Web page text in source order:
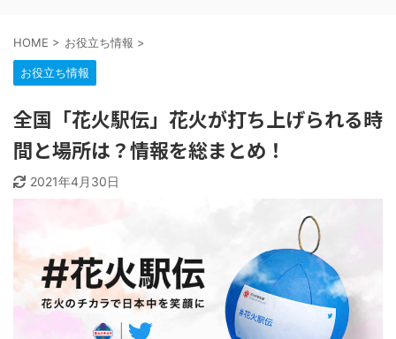
HOME > お役立ち情報 >
お役立ち情報
全国「花火駅伝」花火が打ち上げられる時
間と場所は？情報を総まとめ！
2021年4月30日